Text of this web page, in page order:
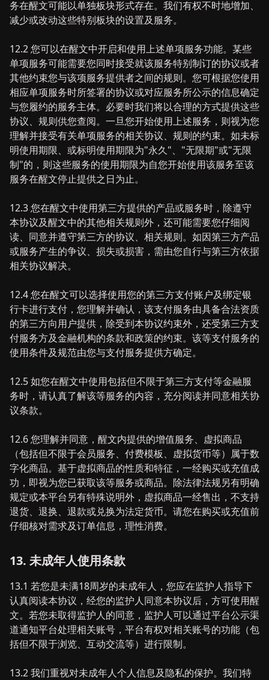
务在醒文可能以单独板块形式存在。我们有权不时地增加、
减少或改动这些特别板块的设置及服务。
12.2 您可以在醒文中开启和使用上述单项服务功能。某些
单项服务可能需要您同时接受就该服务特别制订的协议或者
其他约束您与该项服务提供者之间的规则。您可根据您使用
相应单项服务时所签署的协议或对应服务所公示的信息确定
与您履约的服务主体。必要时我们将以合理的方式提供这些
协议、规则供您查阅。一旦您开始使用上述服务，则视为您
理解并接受有关单项服务的相关协议、规则的约束。如未标
明使用期限、或标明使用期限为"永久"、"无限期"或"无限
制"的，则这些服务的使用期限为自您开始使用该服务至该
服务在醒文停止提供之日为止。
12.3 您在醒文中使用第三方提供的产品或服务时，除遵守
本协议及醒文中的其他相关规则外，还可能需要您仔细阅
读、同意并遵守第三方的协议、相关规则。如因第三方产品
或服务产生的争议、损失或损害，需由您自行与第三方依据
相关协议解决。
12.4 您在醒文可以选择使用您的第三方支付账户及绑定银
行卡进行支付，您理解并确认，该支付服务由具备合法资质
的第三方向用户提供，除受到本协议约束外，还受第三方支
付服务方及金融机构的条款和政策的约束。该等支付服务的
使用条件及规范由您与支付服务提供方确定。
12.5 如您在醒文中使用包括但不限于第三方支付等金融服
务时，请认真了解该等服务的内容，充分阅读并同意相关协
议条款。
12.6 您理解并同意，醒文内提供的增值服务、虚拟商品
（包括但不限于会员服务、付费模板、虚拟货币等）属于数
字化商品。基于虚拟商品的性质和特征，一经购买或充值成
功，即视为您已获取该等服务或商品。除法律法规另有明确
规定或本平台另有特殊说明外，虚拟商品一经售出，不支持
退货、退换、退款或兑换为法定货币。请您在购买或充值前
仔细核对需求及订单信息，理性消费。
13. 未成年人使用条款
13.1 若您是未满18周岁的未成年人，您应在监护人指导下
认真阅读本协议，经您的监护人同意本协议后，方可使用醒
文。若您未取得监护人的同意，监护人可以通过平台公示渠
道通知平台处理相关账号，平台有权对相关账号的功能（包
括但不限于浏览、互动交流等）进行限制。
13.2 我们重视对未成年人个人信息及隐私的保护。我们特